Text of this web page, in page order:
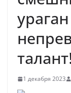
1 декабря 2023